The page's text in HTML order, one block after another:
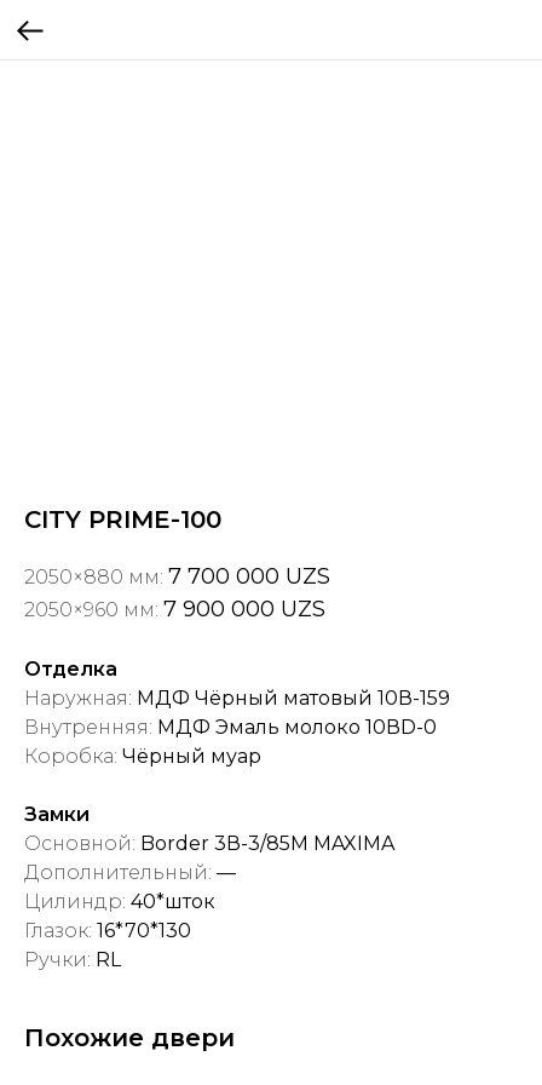
CITY PRIME-100
2050×880 мм: 7 700 000 UZS
2050×960 мм: 7 900 000 UZS
Отделка
Наружная: МДФ Чёрный матовый 10В-159
Внутренняя: МДФ Эмаль молоко 10ВD-0
Коробка: Чёрный муар
Замки
Основной: Border 3В-3/85М MAXIMA
Дополнительный: —
Цилиндр: 40*шток
Глазок: 16*70*130
Ручки: RL
Похожие двери